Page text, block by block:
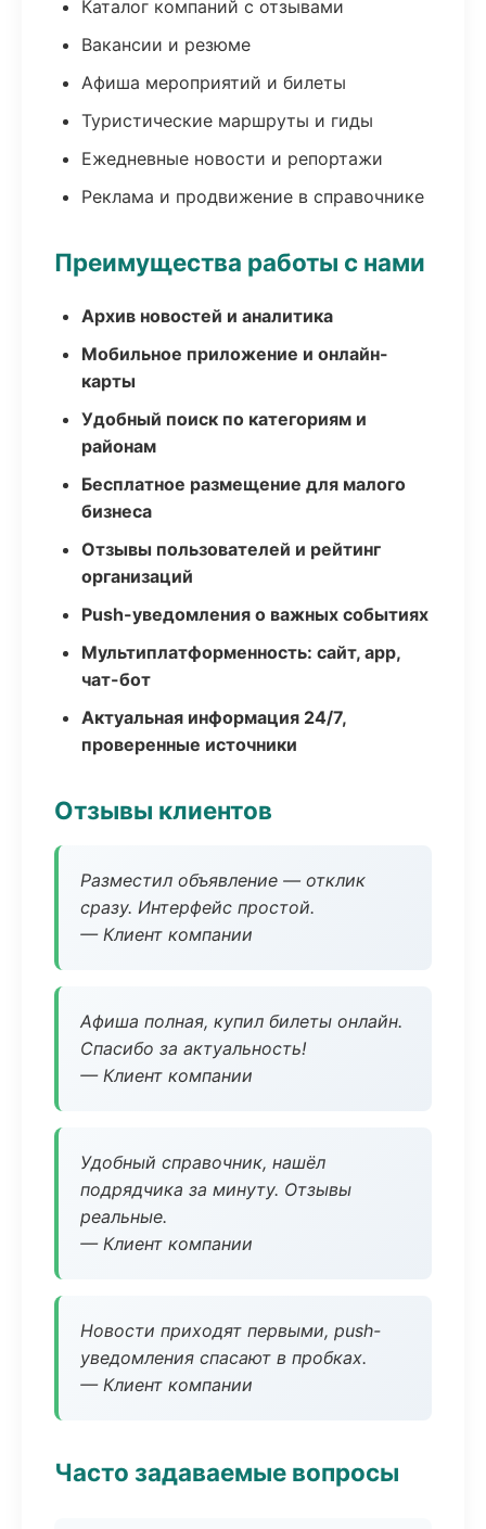
Каталог компаний с отзывами
Вакансии и резюме
Афиша мероприятий и билеты
Туристические маршруты и гиды
Ежедневные новости и репортажи
Реклама и продвижение в справочнике
Преимущества работы с нами
Архив новостей и аналитика
Мобильное приложение и онлайн-
карты
Удобный поиск по категориям и
районам
Бесплатное размещение для малого
бизнеса
Отзывы пользователей и рейтинг
организаций
Push-уведомления о важных событиях
Мультиплатформенность: сайт, app,
чат-бот
Актуальная информация 24/7,
проверенные источники
Отзывы клиентов
Разместил объявление — отклик
сразу. Интерфейс простой.
— Клиент компании
Афиша полная, купил билеты онлайн.
Спасибо за актуальность!
— Клиент компании
Удобный справочник, нашёл
подрядчика за минуту. Отзывы
реальные.
— Клиент компании
Новости приходят первыми, push-
уведомления спасают в пробках.
— Клиент компании
Часто задаваемые вопросы